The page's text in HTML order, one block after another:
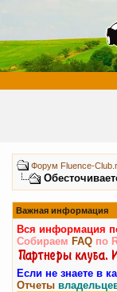
Форум Fluence-
Важная информация
Вся информация
Собираем FAQ по
Если не знаете в
Отчеты